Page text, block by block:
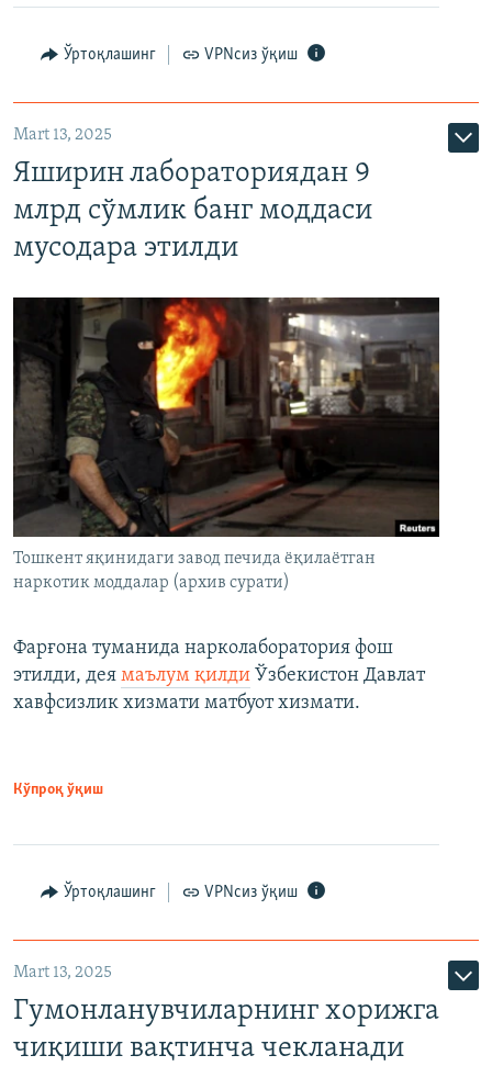
Ўртоқлашинг VPNсиз ўқиш
Mart 13, 2025
Яширин лабораториядан 9
млрд сўмлик банг моддаси
мусодара этилди
Тошкент яқинидаги завод печида ёқилаётган
наркотик моддалар (архив сурати)
Фарғона туманида нарколаборатория фош
этилди, дея маълум қилди Ўзбекистон Давлат
хавфсизлик хизмати матбуот хизмати.
Кўпроқ ўқиш
Ўртоқлашинг VPNсиз ўқиш
Mart 13, 2025
Гумонланувчиларнинг хорижга
чиқиши вақтинча чекланади